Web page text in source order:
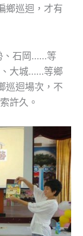
鄉巡迴，才有
、石岡……等
、大城……等鄉
巡迴場次，不
許久。